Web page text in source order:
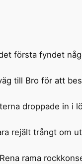
första fyndet
till Bro för att
droppade in i
rejält trångt om
rama